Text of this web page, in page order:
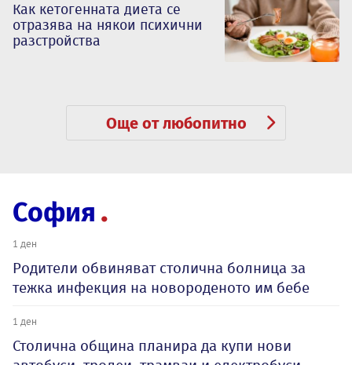
Как кетогенната диета се
отразява на някои психични
разстройства
Още от любопитно
София
1 ден
Родители обвиняват столична болница за
тежка инфекция на новороденото им бебе
1 ден
Столична община планира да купи нови